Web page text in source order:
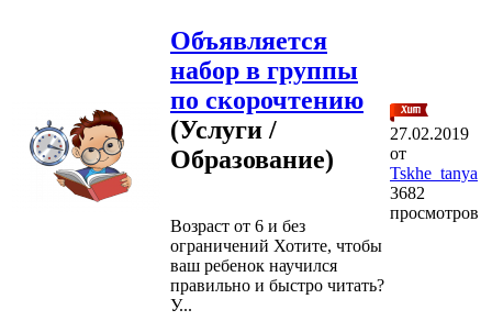
Объявляется
набор в группы
по скорочтению
(Услуги /
Образование)
Возраст от 6 и без
ограничений Хотите, чтобы
ваш ребенок научился
правильно и быстро читать?
У...
27.02.2019
от
Tskhe_tanya
3682
просмотров